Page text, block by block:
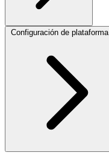
Configuración de plataforma